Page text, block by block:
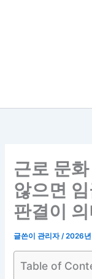
근로 문
않으면
판결이
글쓴이관리자/2026년
Table of